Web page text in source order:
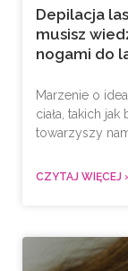
Depilacja
musisz
nogami do
Marzenie o
ciała, takich jak
towarzyszy
CZYTAJ WIĘCEJ